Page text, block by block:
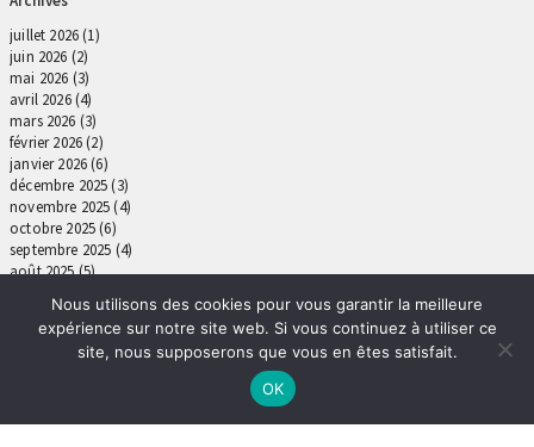
juillet 2026(1)
juin 2026 (2)
mai 2026 (3)
avril 2026(4)
mars 2026 (3)
février 2026(2)
janvier 2026(6)
décembre 2025(3)
novembre 2025(4)
octobre 2025(6)
septembre 2025 (4)
août 2025(5)
juin 2025(4)
mai 2025(4)
(5)
janvier 2025(4)
Nous utilisons des cookies pour vous garantir la meilleure
expérience sur notre site web. Si vous continuez à utiliser ce
site, nous supposerons que vous en êtes satisfait.
OK